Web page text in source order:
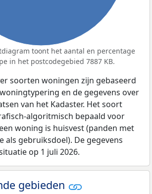
toont het aantal en percentage
in het postcodegebied 7887 KB.
soorten woningen zijn gebaseerd
en de gegevens over
van het Kadaster. Het soort
algoritmisch bepaald voor
woning is huisvest (panden met
als gebruiksdoel). De gegevens
op 1 juli 2026.
gebieden